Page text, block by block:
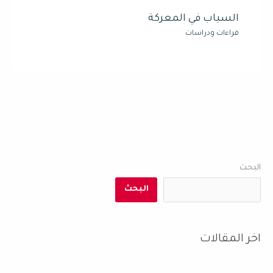
السياب في المعركة
قراءات ودراسات
البحث
البحث
اخر المقالات